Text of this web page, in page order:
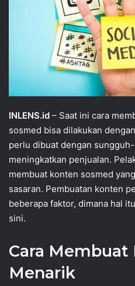
INLENS.id – Saat ini cara
sosmed bisa dilakukan
perlu dibuat dengan
meningkatkan penjualan.
membuat konten sosmed
sasaran. Pembuatan konten
beberapa faktor, dimana hal
sini.
Cara Membuat
Menarik